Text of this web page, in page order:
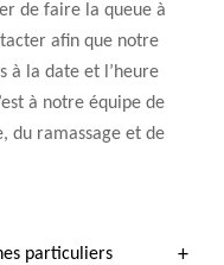
de faire la queue à
afin que notre
à la date et l’heure
à notre équipe de
du ramassage et de
particuliers